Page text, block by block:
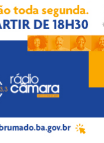
Militar(BPM)
festejos de
à intensificação